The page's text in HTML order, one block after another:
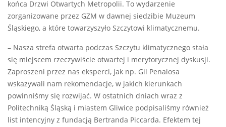
końca Drzwi Otwartych Metropolii. To wydarzenie
zorganizowane przez GZM w dawnej siedzibie Muzeum
Śląskiego, a które towarzyszyło Szczytowi klimatycznemu.
– Nasza strefa otwarta podczas Szczytu klimatycznego stała
się miejscem rzeczywiście otwartej i merytorycznej dyskusji.
Zaproszeni przez nas eksperci, jak np. Gil Penalosa
wskazywali nam rekomendacje, w jakich kierunkach
powinniśmy się rozwijać. W ostatnich dniach wraz z
Politechniką Śląską i miastem Gliwice podpisaliśmy również
list intencyjny z fundacją Bertranda Piccarda. Efektem tej